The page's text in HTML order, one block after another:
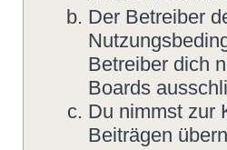
Der Betreiber
Betreiber dich
Boards
Du nimmst zur
Beiträgen